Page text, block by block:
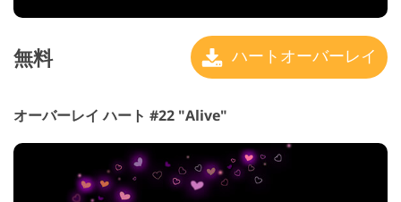
無料 ハートオーバーレイ
オーバーレイ ハート #22 "Alive"